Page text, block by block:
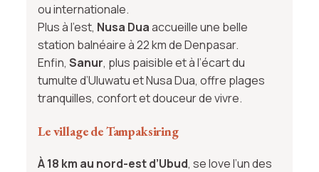
ou internationale.
Plus à l’est, Nusa Duaaccueille une belle
station balnéaire à 22 km de Denpasar.
Enfin, Sanur, plus paisible et à l’écart du
tumulte d’Uluwatu et Nusa Dua, offre plages
tranquilles, confort et douceur de vivre.
Le village de Tampaksiring
À 18 km au nord-est d’Ubud, se love l’un des